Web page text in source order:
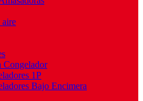
aire
Congelador
1P
Bajo Encimera